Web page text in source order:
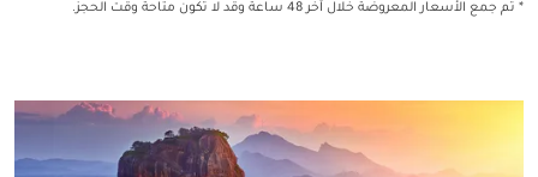
* تم جمع الأسعار المعروضة خلال آخر 48 ساعة وقد لا تكون متاحة وقت الحجز.